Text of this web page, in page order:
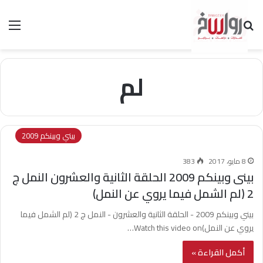
بحث عن
لم
بيني وبينكم 2009
8 مايو، 2017 383
بينى وبينكم 2009 الحلقة الثانية والعشرون النمل ج
2 (لم الشمل فيما يروي عن النمل)
بيني وبينكم 2009 - الحلقة الثانية والعشرون - النمل ج 2 (لم الشمل فيما
يروي عن النمل)Watch this video on…
أكمل القراءة »